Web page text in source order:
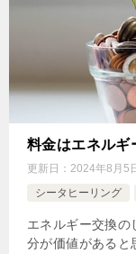
料金はエネルギ
更新日： 2024年8月5
シータヒーリング
エネルギー交換の
分が価値があると